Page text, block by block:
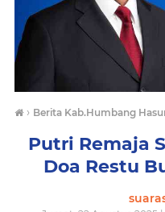
› Berita Kab.Humbang
Putri Remaja
Doa Restu